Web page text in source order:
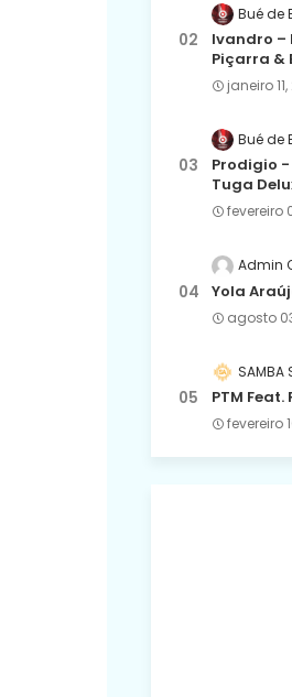
Bué de
Ivandro –
Piçarra &
janeiro
Bué de
Prodigio
Tuga
fevereiro
Admin
Yola
agosto
SAMBA
PTM
fevereiro